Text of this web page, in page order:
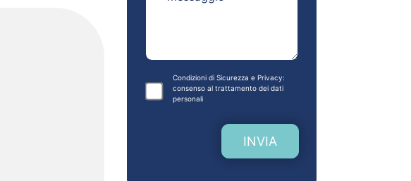
Condizioni di Sicurezza e Privacy:
consenso al trattamento dei dati
personali
INVIA